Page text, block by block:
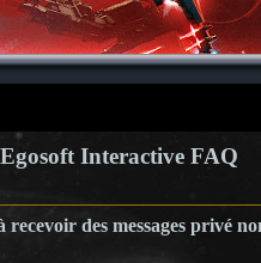
Egosoft Interactive FAQ
recevoir des messages privé